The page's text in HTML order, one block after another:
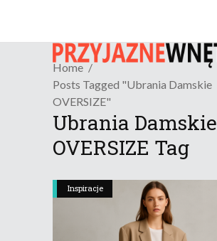
Home
Posts Tagged "Ubrania Damskie
OVERSIZE"
Ubrania Damskie
OVERSIZE Tag
Inspiracje